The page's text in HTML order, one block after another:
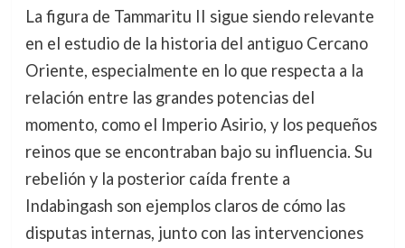
La figura de Tammaritu II sigue siendo relevante
en el estudio de la historia del antiguo Cercano
Oriente, especialmente en lo que respecta a la
relación entre las grandes potencias del
momento, como el Imperio Asirio, y los pequeños
reinos que se encontraban bajo su influencia. Su
rebelión y la posterior caída frente a
Indabingash son ejemplos claros de cómo las
disputas internas, junto con las intervenciones